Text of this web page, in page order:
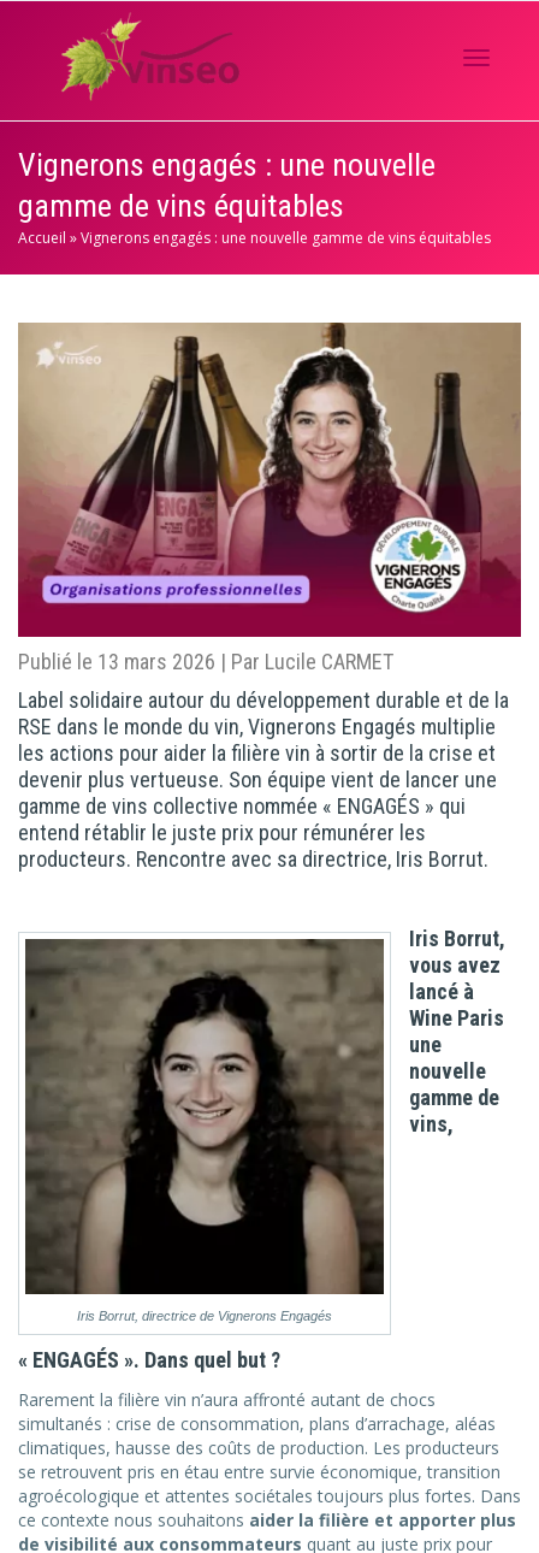
Vignerons engagés : une nouvelle
gamme de vins équitables
Accueil »Vignerons engagés : une nouvelle gamme de vins équitables
Publié le 13 mars 2026 | Par Lucile CARMET
Label solidaire autour du développement durable et de la
RSE dans le monde du vin, Vignerons Engagés multiplie
les actions pour aider la filière vin à sortir de la crise et
devenir plus vertueuse. Son équipe vient de lancer une
gamme de vins collective nommée « ENGAGÉS » qui
entend rétablir le juste prix pour rémunérer les
producteurs. Rencontre avec sa directrice, Iris Borrut.
Iris Borrut, directrice de Vignerons Engagés
Iris Borrut,
vous avez
lancé à
Wine Paris
une
nouvelle
gamme de
vins,
« ENGAGÉS ». Dans quel but ?
Rarement la filière vin n’aura affronté autant de chocs
simultanés : crise de consommation, plans d’arrachage, aléas
climatiques, hausse des coûts de production. Les producteurs
se retrouvent pris en étau entre survie économique, transition
agroécologique et attentes sociétales toujours plus fortes. Dans
ce contexte nous souhaitons aider la filière et apporter plus
de visibilité aux consommateurs quant au juste prix pour